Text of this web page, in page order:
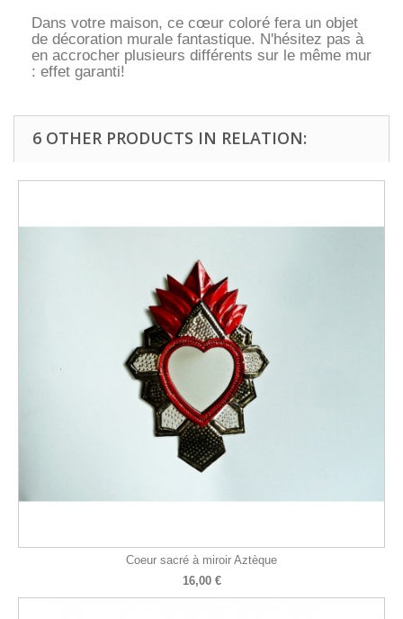
Dans votre maison, ce cœur coloré fera un objet
de décoration murale fantastique. N'hésitez pas à
en accrocher plusieurs différents sur le même mur
: effet garanti!
6 OTHER PRODUCTS IN RELATION:
Coeur sacré à miroir Aztèque
16,00 €